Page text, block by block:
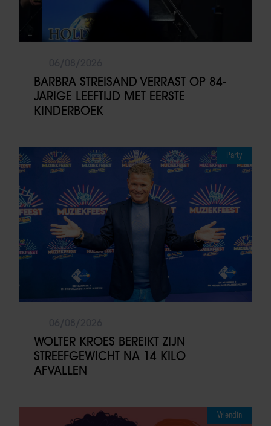
BARBRA STREISAND VERRAST OP 84-
JARIGE LEEFTIJD MET EERSTE
KINDERBOEK
Party
WOLTER KROES BEREIKT ZIJN
STREEFGEWICHT NA 14 KILO
AFVALLEN
Vriendin